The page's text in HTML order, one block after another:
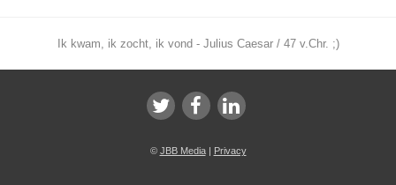
Ik kwam, ik zocht, ik vond - Julius Caesar / 47 v.Chr. ;)
© JBB Media| Privacy